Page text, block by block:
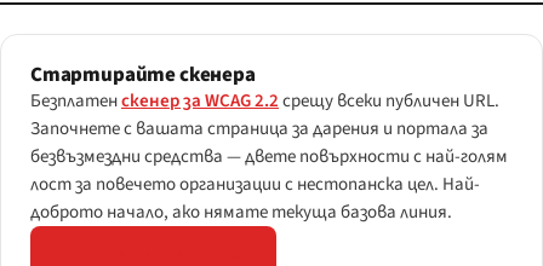
Стартирайте скенера
Безплатенскенер за WCAG 2.2срещу всеки публичен URL.
Започнете с вашата страница за дарения и портала за
безвъзмездни средства — двете повърхности с най-голям
лост за повечето организации с нестопанска цел. Най-
доброто начало, ако нямате текуща базова линия.